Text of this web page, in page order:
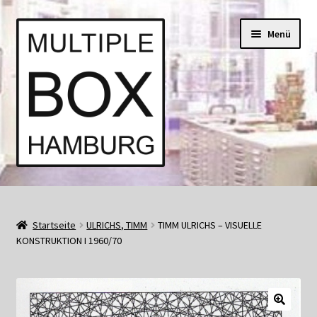
Zur
Navigation
Springe
zum
Menü
Start
AGB
Bücher und Kataloge
Startseite ULRICHS, TIMM
TIMM ULRICHS – VISUELLE
KONSTRUKTION I 1960/70